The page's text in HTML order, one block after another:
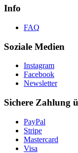
Info
FAQ
Soziale Medien
Instagram
Facebook
Newsletter
Sichere Zahlung
PayPal
Stripe
Mastercard
Visa